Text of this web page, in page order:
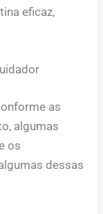
eficaz,
as
algumas
os
dessas